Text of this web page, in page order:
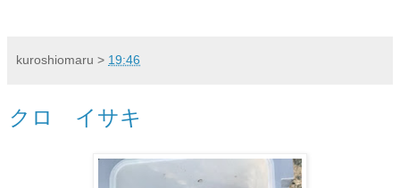
kuroshiomaru > 19:46
クロ イサキ